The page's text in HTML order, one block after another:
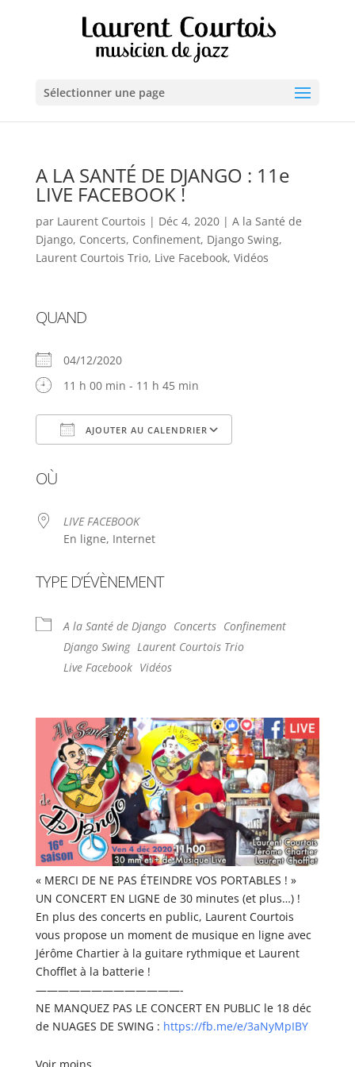
Sélectionner une page
A LA SANTÉ DE DJANGO : 11e
LIVE FACEBOOK !
par Laurent Courtois | Déc 4, 2020| A la Santé de
Django, Concerts, Confinement, Django Swing,
Laurent Courtois Trio, Live Facebook, Vidéos
QUAND
04/12/2020
11 h 00 min - 11 h 45 min
AJOUTER AU CALENDRIER
OÙ
LIVE FACEBOOK
En ligne, Internet
TYPE D’ÉVÈNEMENT
A la Santé de Django Concerts Confinement
Django Swing Laurent Courtois Trio
Live Facebook Vidéos
« MERCI DE NE PAS ÉTEINDRE VOS PORTABLES ! »
UN CONCERT EN LIGNE de 30 minutes (et plus…) !
En plus des concerts en public, Laurent Courtois
vous propose un moment de musique en ligne avec
Jérôme Chartier à la guitare rythmique et Laurent
Chofflet à la batterie !
—————————————-
NE MANQUEZ PAS LE CONCERT EN PUBLIC le 18 déc
de NUAGES DE SWING : https://fb.me/e/3aNyMpIBY